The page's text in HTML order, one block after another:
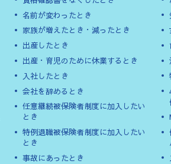
名前が変わったとき
家族が増えたとき・減ったとき
出産したとき
出産・育児のために休業するとき
入社したとき
会社を辞めるとき
任意継続被保険者制度に加入したい
とき
特例退職被保険者制度に加入したい
とき
事故にあったとき